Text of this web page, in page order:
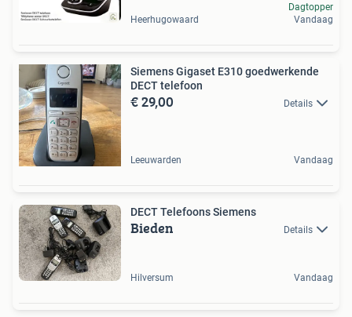
Heerhugowaard
Dagtopper
Vandaag
Siemens Gigaset E310 goedwerkende
DECT telefoon
€ 29,00 Details
Leeuwarden Vandaag
DECT Telefoons Siemens
Bieden Details
Hilversum Vandaag